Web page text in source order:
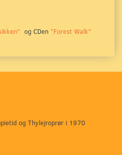
og CDen "Forest Walk"
og Thylejroprør i 1970